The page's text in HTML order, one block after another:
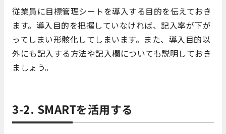
従業員に目標管理シートを導入する目的を伝えておき
ます。導入目的を把握していなければ、記入率が下が
ってしまい形骸化してしまいます。また、導入目的以
外にも記入する方法や記入欄についても説明しておき
ましょう。
3-2. SMARTを活用する